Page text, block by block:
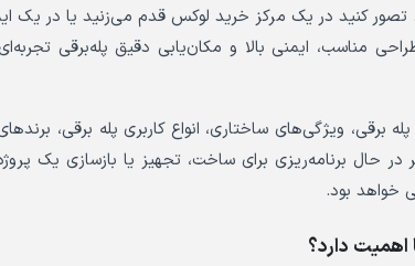
کنید در یک مرکز خرید لوکس قدم می‌زنید یا در یک
مناسب، ایمنی بالا و مکان‌یابی دقیق پله‌برقی
برقی، ویژگی‌های ساختاری، انواع کاربری پله برقی،
در حال برنامه‌ریزی برای ساخت، تجهیز یا بازسازی یک
خواهد بود.
اهمیت دارد؟